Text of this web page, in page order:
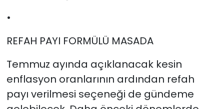
•
REFAH PAYI FORMÜLÜ MASADA
Temmuz ayında açıklanacak kesin
enflasyon oranlarının ardından refah
payı verilmesi seçeneği de gündeme